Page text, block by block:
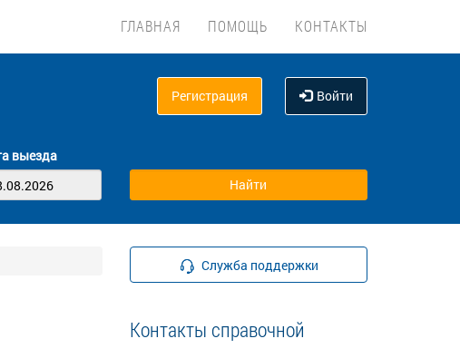
ГЛАВНАЯ ПОМОЩЬ КОНТАКТЫ
Регистрация Войти
выезда
Служба поддержки
Контакты справочной